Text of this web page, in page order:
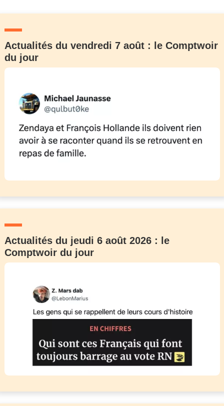
Actualités du vendredi 7 août : le Comptwoir
du jour
Actualités du jeudi 6 août 2026 : le
Comptwoir du jour